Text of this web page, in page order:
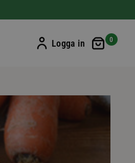
Logga in Min
0